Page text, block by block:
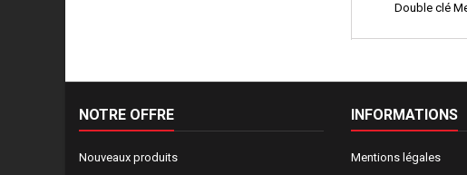
Double clé
NOTRE OFFRE
Nouveaux produits
INFORMATIONS
Mentions légales